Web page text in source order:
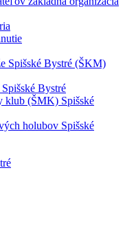
Spišské Bystré (ŠKM)
Bystré
klub (ŠMK) Spišské
holubov Spišské